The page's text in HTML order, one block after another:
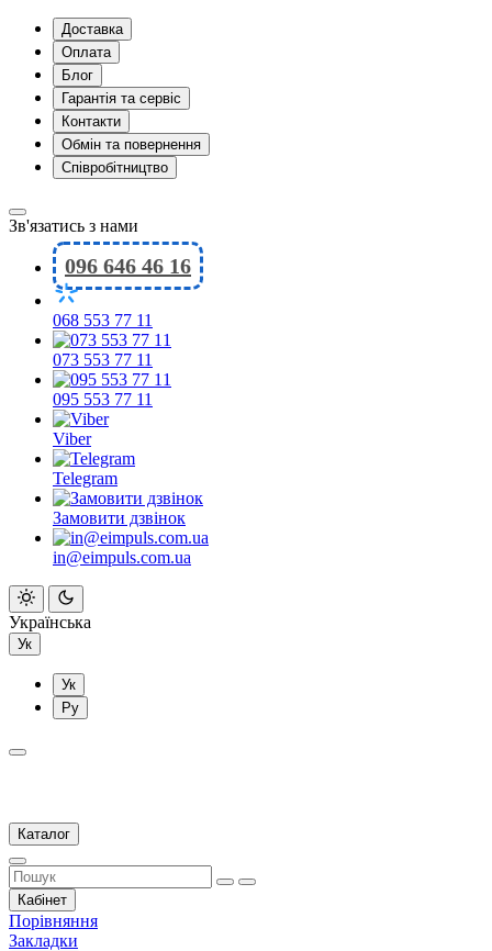
Доставка
Оплата
Блог
Гарантія та сервіс
Контакти
Обмін та повернення
Співробітництво
Зв'язатись з нами
096 646 46 16
068 553 77 11
073 553 77 11
095 553 77 11
Viber
Telegram
Замовити дзвінок
in@eimpuls.com.ua
Українська
Ук
Ук
Ру
Каталог
Кабінет
Порівняння
Закладки